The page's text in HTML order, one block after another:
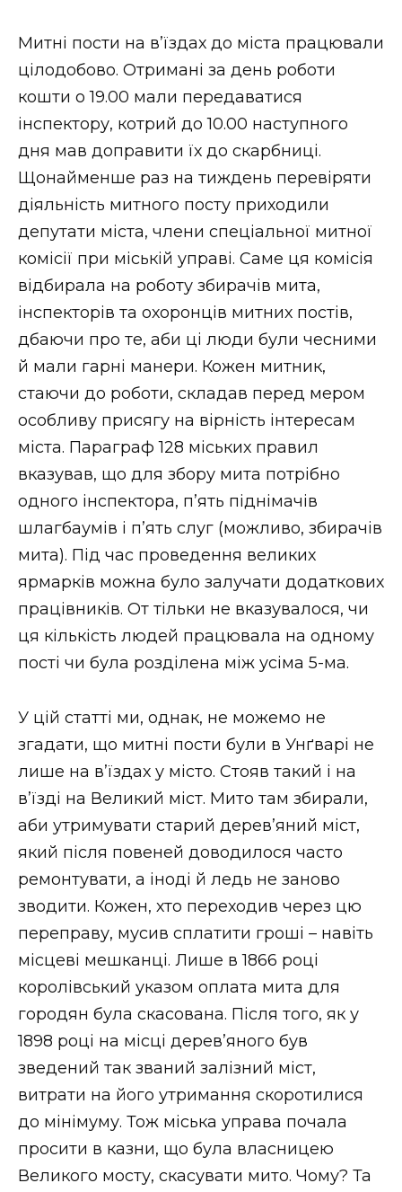
Митні пости на в’їздах до міста працювали
цілодобово. Отримані за день роботи
кошти о 19.00 мали передаватися
інспектору, котрий до 10.00 наступного
дня мав доправити їх до скарбниці.
Щонайменше раз на тиждень перевіряти
діяльність митного посту приходили
депутати міста, члени спеціальної митної
комісії при міській управі. Саме ця комісія
відбирала на роботу збирачів мита,
інспекторів та охоронців митних постів,
дбаючи про те, аби ці люди були чесними
й мали гарні манери. Кожен митник,
стаючи до роботи, складав перед мером
особливу присягу на вірність інтересам
міста. Параграф 128 міських правил
вказував, що для збору мита потрібно
одного інспектора, п’ять піднімачів
шлагбаумів і п’ять слуг (можливо, збирачів
мита). Під час проведення великих
ярмарків можна було залучати додаткових
працівників. От тільки не вказувалося, чи
ця кількість людей працювала на одному
пості чи була розділена між усіма 5-ма.
У цій статті ми, однак, не можемо не
згадати, що митні пости були в Унґварі не
лише на в’їздах у місто. Стояв такий і на
в’їзді на Великий міст. Мито там збирали,
аби утримувати старий дерев’яний міст,
який після повеней доводилося часто
ремонтувати, а іноді й ледь не заново
зводити. Кожен, хто переходив через цю
переправу, мусив сплатити гроші – навіть
місцеві мешканці. Лише в 1866 році
королівський указом оплата мита для
городян була скасована. Після того, як у
1898 році на місці дерев’яного був
зведений так званий залізний міст,
витрати на його утримання скоротилися
до мінімуму. Тож міська управа почала
просити в казни, що була власницею
Великого мосту, скасувати мито. Чому? Та